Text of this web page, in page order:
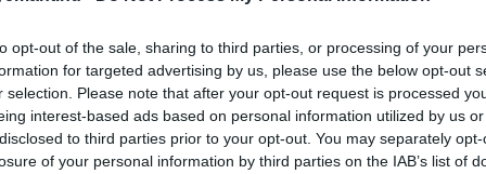
opt-out of the sale, sharing to third parties, or processing of your
for targeted advertising by us, please use the below opt-out
selection. Please note that after your opt-out request is processed
interest-based ads based on personal information utilized by us
to third parties prior to your opt-out. You may separately
of your personal information by third parties on the IAB’s list of
míg 2023-ban ugyanebben az időszakban 52
zárhatják, ami messze elmarad a gyár
az autónk tárolja, a háztartásunk felhasználja az